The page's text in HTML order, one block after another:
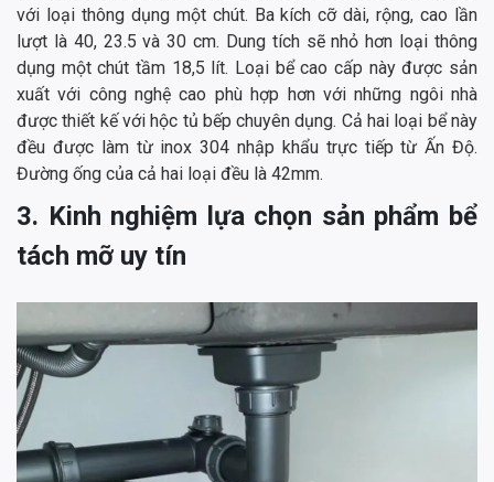
với loại thông dụng một chút. Ba kích cỡ dài, rộng, cao lần
lượt là 40, 23.5 và 30 cm. Dung tích sẽ nhỏ hơn loại thông
dụng một chút tầm 18,5 lít. Loại bể cao cấp này được sản
xuất với công nghệ cao phù hợp hơn với những ngôi nhà
được thiết kế với hộc tủ bếp chuyên dụng. Cả hai loại bể này
đều được làm từ inox 304 nhập khẩu trực tiếp từ Ấn Độ.
Đường ống của cả hai loại đều là 42mm.
3. Kinh nghiệm lựa chọn sản phẩm bể
tách mỡ uy tín